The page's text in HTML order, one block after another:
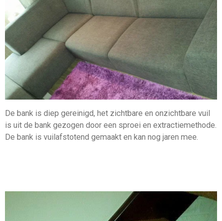
De bank is diep gereinigd, het zichtbare en onzichtbare vuil
is uit de bank gezogen door een sproei en extractiemethode.
De bank is vuilafstotend gemaakt en kan nog jaren mee.